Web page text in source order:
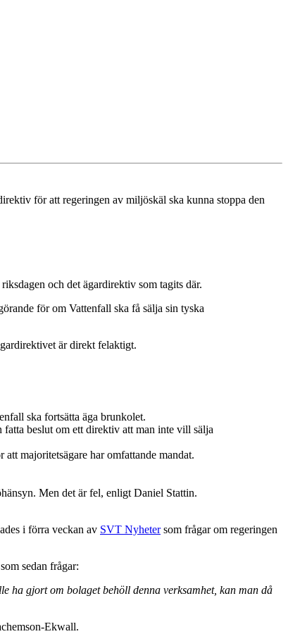
för att regeringen av miljöskäl ska kunna stoppa den
och det ägardirektiv som tagits där.
för om Vattenfall ska få sälja sin tyska
är direkt felaktigt.
ska fortsätta äga brunkolet.
beslut om ett direktiv att man inte vill sälja
majoritetsägare har omfattande mandat.
Men det är fel, enligt Daniel Stattin.
i förra veckan av SVT Nyhetersom frågar om regeringen
sedan frågar:
ha gjort om bolaget behöll denna verksamhet, kan man då
Ekwall.